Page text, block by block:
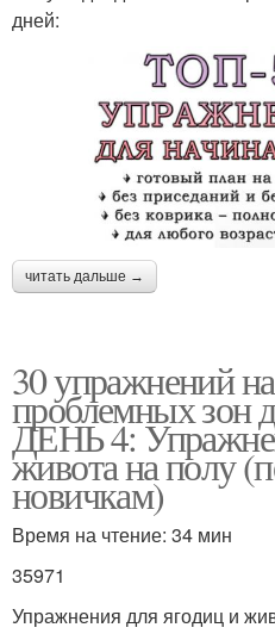
дней:
читать дальше →
30 упражнений
проблемных зон
ДЕНЬ 4:
живота на полу
новичкам)
Время на чтение: 34 мин
35971
Упражнения для ягодиц и